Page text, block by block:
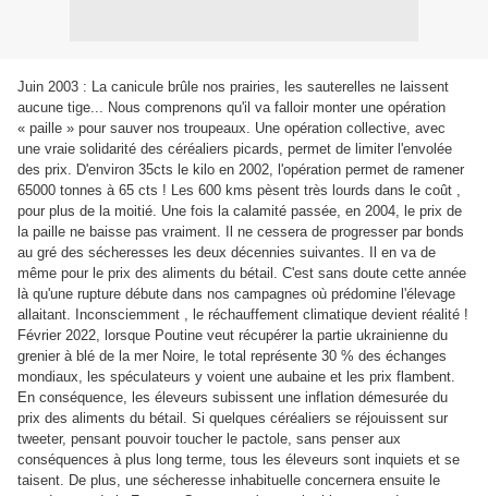
Juin 2003 : La canicule brûle nos prairies, les sauterelles ne laissent
aucune tige... Nous comprenons qu'il va falloir monter une opération
« paille » pour sauver nos troupeaux. Une opération collective, avec
une vraie solidarité des céréaliers picards, permet de limiter l'envolée
des prix. D'environ 35cts le kilo en 2002, l'opération permet de ramener
65000 tonnes à 65 cts ! Les 600 kms pèsent très lourds dans le coût ,
pour plus de la moitié. Une fois la calamité passée, en 2004, le prix de
la paille ne baisse pas vraiment. Il ne cessera de progresser par bonds
au gré des sécheresses les deux décennies suivantes. Il en va de
même pour le prix des aliments du bétail. C'est sans doute cette année
là qu'une rupture débute dans nos campagnes où prédomine l'élevage
allaitant. Inconsciemment , le réchauffement climatique devient réalité !
Février 2022, lorsque Poutine veut récupérer la partie ukrainienne du
grenier à blé de la mer Noire, le total représente 30 % des échanges
mondiaux, les spéculateurs y voient une aubaine et les prix flambent.
En conséquence, les éleveurs subissent une inflation démesurée du
prix des aliments du bétail. Si quelques céréaliers se réjouissent sur
tweeter, pensant pouvoir toucher le pactole, sans penser aux
conséquences à plus long terme, tous les éleveurs sont inquiets et se
taisent. De plus, une sécheresse inhabituelle concernera ensuite le